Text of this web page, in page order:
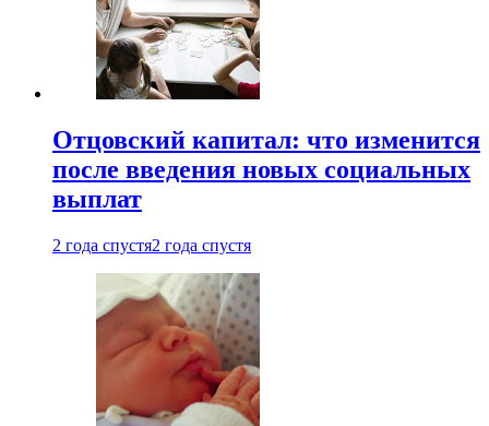
Отцовский капитал: что изменится
после введения новых социальных
выплат
2 года спустя2 года спустя